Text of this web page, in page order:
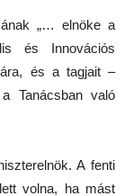
„… elnöke a
és Innovációs
és a tagjait –
Tanácsban való
A fenti
volna, ha mást